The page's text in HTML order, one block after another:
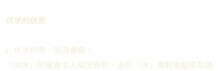
伏冰的迷思
1. 伏冰好呀，因為會瘦！
「伏冰」的確會令人減低食慾，由於「冰」會刺激腦部及通